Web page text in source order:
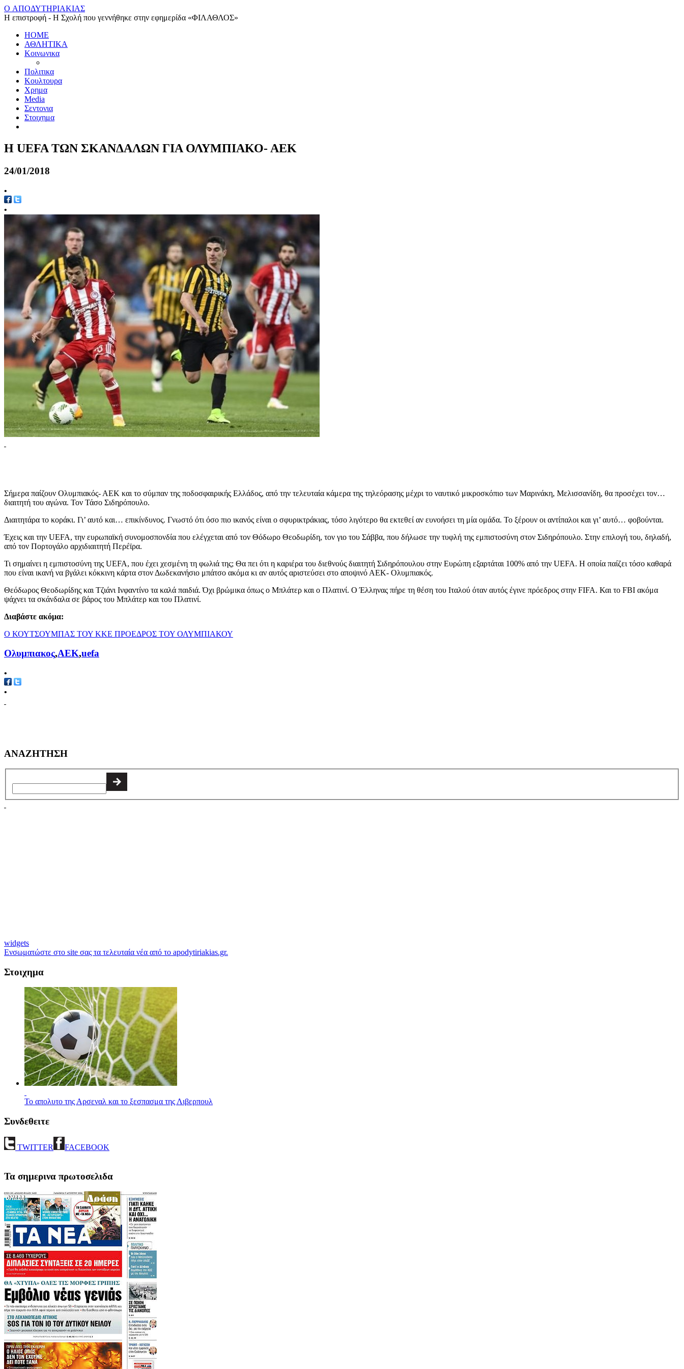
O ΑΠΟΔΥΤΗΡΙΑΚΙΑΣ
Η επιστροφή - Η Σχολή που γεννήθηκε στην εφημερίδα «ΦΙΛΑΘΛΟΣ»
HOME
ΑΘΛΗΤΙΚΑ
Κοινωνικα
Πολιτικα
Κουλτουρα
Χρημα
Media
Σεντονια
Στοιχημα
Η UEFA ΤΩΝ ΣΚΑΝΔΑΛΩΝ ΓΙΑ ΟΛΥΜΠΙΑΚΟ- ΑΕΚ
24/01/2018
•
•
Σήμερα παίζουν Ολυμπιακός- ΑΕΚ και το σύμπαν της ποδοσφαιρικής Ελλάδος, από την τελευταία κάμερα της τηλεόρασης μέχρι το ναυτικό μικροσκόπιο των Μαρινάκη, Μελισσανίδη, θα προσέχει τον…
διαιτητή του αγώνα. Τον Τάσο Σιδηρόπουλο.
Διαιτητάρα το κοράκι. Γι’ αυτό και… επικίνδυνος. Γνωστό ότι όσο πιο ικανός είναι ο σφυρικτράκιας, τόσο λιγότερο θα εκτεθεί αν ευνοήσει τη μία ομάδα. Το ξέρουν οι αντίπαλοι και γι’ αυτό… φοβούνται.
Έχεις και την UEFA, την ευρωπαϊκή συνομοσπονδία που ελέγχεται από τον Θόδωρο Θεοδωρίδη, τον γιο του Σάββα, που δήλωσε την τυφλή της εμπιστοσύνη στον Σιδηρόπουλο. Στην επιλογή του, δηλαδή,
από τον Πορτογάλο αρχιδιαιτητή Περέϊρα.
Τι σημαίνει η εμπιστοσύνη της UEFA, που έχει χεσμένη τη φωλιά της; Θα πει ότι η καριέρα του διεθνούς διαιτητή Σιδηρόπουλου στην Ευρώπη εξαρτάται 100% από την UEFA. Η οποία παίζει τόσο καθαρά
που είναι ικανή να βγάλει κόκκινη κάρτα στον Δωδεκανήσιο μπάτσο ακόμα κι αν αυτός αριστεύσει στο αποψινό ΑΕΚ- Ολυμπιακός.
Θεόδωρος Θεοδωρίδης και Τζιάνι Ινφαντίνο τα καλά παιδιά. Όχι βρώμικα όπως ο Μπλάτερ και ο Πλατινί. Ο Έλληνας πήρε τη θέση του Ιταλού όταν αυτός έγινε πρόεδρος στην FIFA. Και το FBI ακόμα
ψάχνει τα σκάνδαλα σε βάρος του Μπλάτερ και του Πλατινί.
Διαβάστε ακόμα:
Ο ΚΟΥΤΣΟΥΜΠΑΣ ΤΟΥ ΚΚΕ ΠΡΟΕΔΡΟΣ ΤΟΥ ΟΛΥΜΠΙΑΚΟΥ
Ολυμπιακος,ΑΕΚ,uefa
•
•
ΑΝΑΖΗΤΗΣΗ
widgets
Ενσωματώστε στο site σας τα τελευταία νέα από το apodytiriakias.gr.
Στοιχημα
Το απολυτο της Αρσεναλ και το ξεσπασμα της Λιβερπουλ
Συνδεθειτε
TWITTER FACEBOOK
Τα σημερινα πρωτοσελιδα